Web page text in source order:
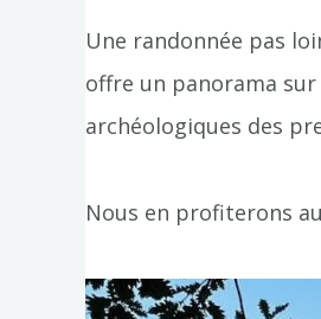
Une randonnée pas
offre un panorama
archéologiques des
Nous en profiterons